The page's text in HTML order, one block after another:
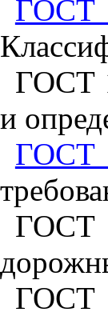
ГОСТ
ГОСТ
и
ГОСТ
ГОСТ
ГОСТ